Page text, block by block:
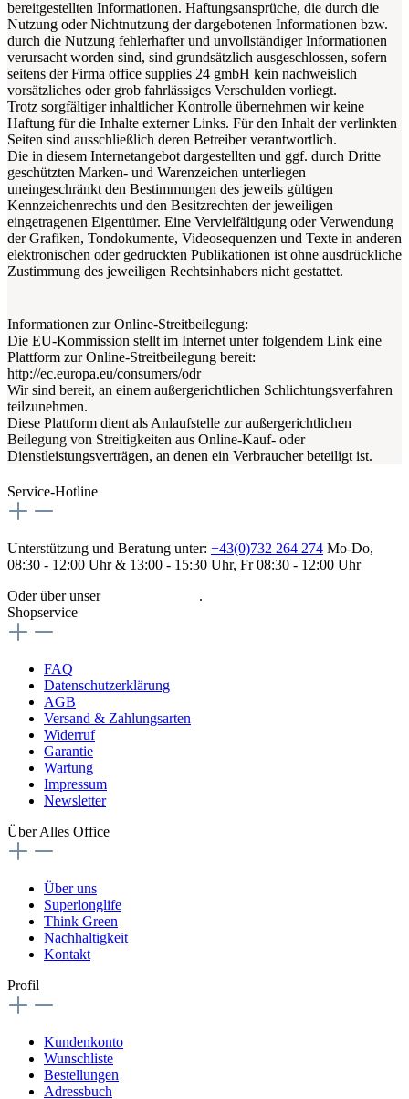
bereitgestellten Informationen. Haftungsansprüche, die durch die
Nutzung oder Nichtnutzung der dargebotenen Informationen bzw.
durch die Nutzung fehlerhafter und unvollständiger Informationen
verursacht worden sind, sind grundsätzlich ausgeschlossen, sofern
seitens der Firma office supplies 24 gmbH kein nachweislich
vorsätzliches oder grob fahrlässiges Verschulden vorliegt.
Trotz sorgfältiger inhaltlicher Kontrolle übernehmen wir keine
Haftung für die Inhalte externer Links. Für den Inhalt der verlinkten
Seiten sind ausschließlich deren Betreiber verantwortlich.
Die in diesem Internetangebot dargestellten und ggf. durch Dritte
geschützten Marken- und Warenzeichen unterliegen
uneingeschränkt den Bestimmungen des jeweils gültigen
Kennzeichenrechts und den Besitzrechten der jeweiligen
eingetragenen Eigentümer. Eine Vervielfältigung oder Verwendung
der Grafiken, Tondokumente, Videosequenzen und Texte in anderen
elektronischen oder gedruckten Publikationen ist ohne ausdrückliche
Zustimmung des jeweiligen Rechtsinhabers nicht gestattet.
Informationen zur Online-Streitbeilegung:
Die EU-Kommission stellt im Internet unter folgendem Link eine
Plattform zur Online-Streitbeilegung bereit:
http://ec.europa.eu/consumers/odr
Wir sind bereit, an einem außergerichtlichen Schlichtungsverfahren
teilzunehmen.
Diese Plattform dient als Anlaufstelle zur außergerichtlichen
Beilegung von Streitigkeiten aus Online-Kauf- oder
Dienstleistungsverträgen, an denen ein Verbraucher beteiligt ist.
Service-Hotline
Unterstützung und Beratung unter: +43(0)732 264 274 Mo-Do,
08:30 - 12:00 Uhr & 13:00 - 15:30 Uhr, Fr 08:30 - 12:00 Uhr
Oder über unser
.
Shopservice
FAQ
Datenschutzerklärung
AGB
Versand & Zahlungsarten
Widerruf
Garantie
Wartung
Impressum
Newsletter
Über Alles Office
Über uns
Superlonglife
Think Green
Nachhaltigkeit
Kontakt
Profil
Kundenkonto
Wunschliste
Bestellungen
Adressbuch